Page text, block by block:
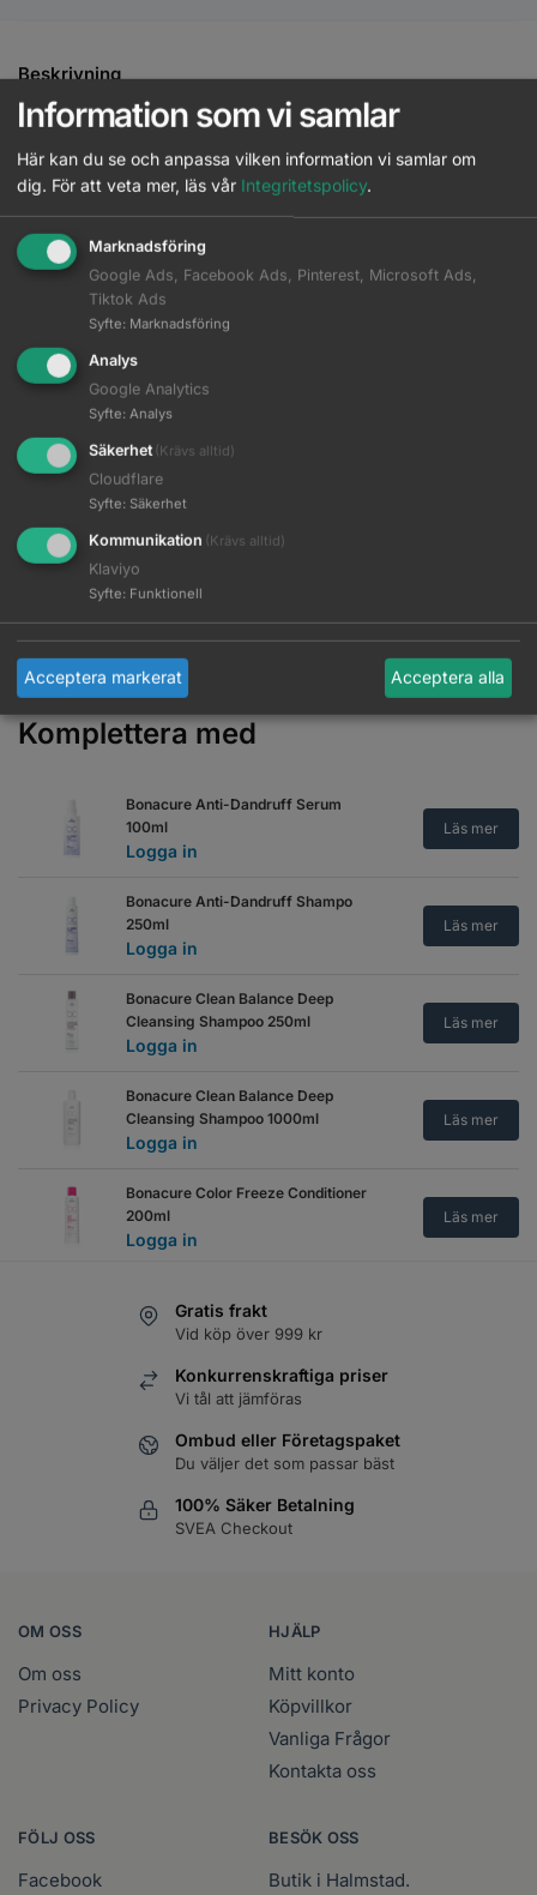
Beskrivning
Ytterligare information
Utan silikoner eller konstgjorda färgämnen är detta lätta
gelébalsam från Bonacure Volume Boost speciellt framtaget för
fint hår. Den vårdar och reder ut den viktlöst för att återställa
hårets elasticitet och öka hårvolymen. Vegansk* hårprodukt.
Huvudfördelar
Vårdar fint hår utan att tynga ner och ger ökad volym.
Förhindrar statisk elektricitet.
Den lätta formulan förbättrar hårets inre styrka och ger en
fylligare känsla.
För ett hälsosamt, glansigt hår
Artikelnr:
Kategorier: Balsam,Bonacure,Hårprodukter,Hårvård,
Komplettera med
Bonacure Anti-Dandruff Serum
100ml
Logga in
Läs mer
Bonacure Anti-Dandruff Shampo
250ml
Logga in
Läs mer
Bonacure Clean Balance Deep
Cleansing Shampoo 250ml
Logga in
Läs mer
Bonacure Clean Balance Deep
Cleansing Shampoo 1000ml
Logga in
Läs mer
Bonacure Color Freeze Conditioner
200ml
Logga in
Läs mer
1000ml
Logga in
Bonacure Color Freeze Shampoo
Logga in
500ml
Logga in
Bonacure Color Freeze Shine Savior
150ml
Bonacure Color Freeze Silver
Bonacure Color Freeze Silver
Gratis frakt
Vid köp över 999 kr
Konkurrenskraftiga priser
Vi tål att jämföras
Ombud eller Företagspaket
Du väljer det som passar bäst
100% Säker Betalning
SVEA Checkout
OM OSS
Om oss
Privacy Policy
HJÄLP
Mitt konto
Köpvillkor
Vanliga Frågor
Kontakta oss
FÖLJ OSS
Facebook
BESÖK OSS
Butik i Halmstad.
Information som vi samlar
Här kan du se och anpassa vilken information vi samlar om
dig. För att veta mer, läs vår Integritetspolicy.
Marknadsföring
Google Ads, Facebook Ads, Pinterest, Microsoft Ads,
Tiktok Ads
Syfte: Marknadsföring
Analys
Google Analytics
Syfte: Analys
Säkerhet (Krävs alltid)
Cloudflare
Syfte: Säkerhet
Kommunikation (Krävs alltid)
Klaviyo
Syfte: Funktionell
Acceptera markerat Acceptera alla